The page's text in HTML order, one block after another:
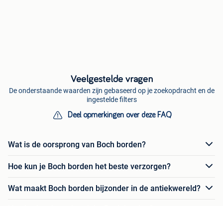
Veelgestelde vragen
De onderstaande waarden zijn gebaseerd op je zoekopdracht en de
ingestelde filters
Deel opmerkingen over deze FAQ
Wat is de oorsprong van Boch borden?
Hoe kun je Boch borden het beste verzorgen?
Wat maakt Boch borden bijzonder in de antiekwereld?